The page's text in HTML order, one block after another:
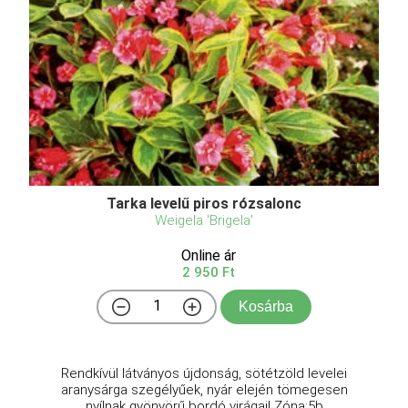
Tarka levelű piros rózsalonc
Weigela 'Brigela'
Online ár
2 950 Ft
Kosárba
Rendkívül látványos újdonság, sötétzöld levelei
aranysárga szegélyűek, nyár elején tömegesen